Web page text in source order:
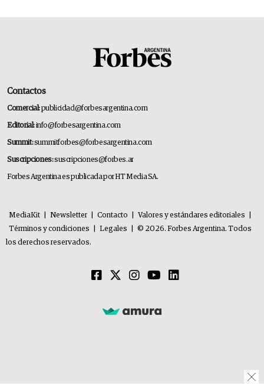
Contactos
Comercial:publicidad@forbesargentina.com
Editorial:info@forbesargentina.com
Summit:summitforbes@forbesargentina.com
Suscripciones:suscripciones@forbes.ar
Forbes Argentina es publicada por HT Media SA.
MediaKit Newsletter Contacto Valores y estándares editoriales
Términos y condiciones
Legales
© 2026. Forbes Argentina. Todos
los derechos reservados.